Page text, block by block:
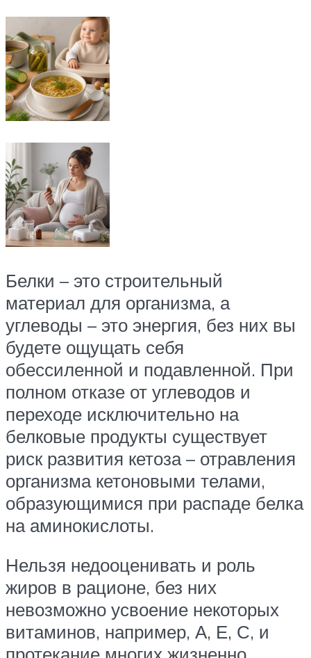
Белки – это строительный
материал для организма, а
углеводы – это энергия, без них вы
будете ощущать себя
обессиленной и подавленной. При
полном отказе от углеводов и
переходе исключительно на
белковые продукты существует
риск развития кетоза – отравления
организма кетоновыми телами,
образующимися при распаде белка
на аминокислоты.
Нельзя недооценивать и роль
жиров в рационе, без них
невозможно усвоение некоторых
витаминов, например, А, Е, С, и